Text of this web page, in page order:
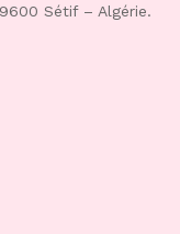
Sétif – Algérie.